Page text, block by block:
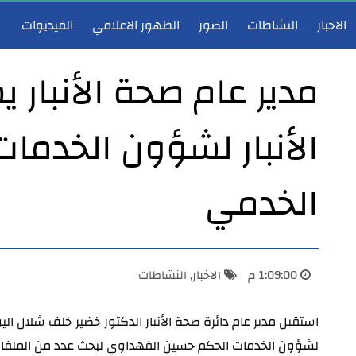
الاخبار النشاطات الصور الظهور الاعلامي الفيديوات
مدير عام صحة
الأنبار لشؤون
الخدمي
1:09:00 م الاخبار,النشاطات